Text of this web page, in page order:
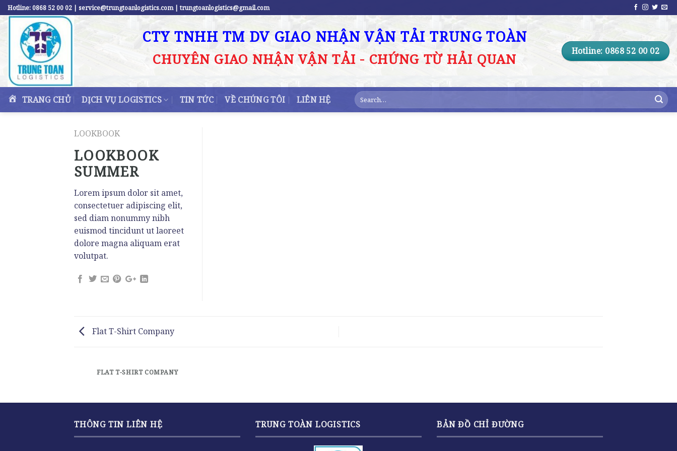
Skip
to
content
Hotline: 0868 52 00 02 | service@trungtoanlogistics.com | trungtoanlogistics@gmail.com
CTY TNHH TM DV GIAO NHẬN VẬN TẢI TRUNG TOÀN
CHUYÊN GIAO NHẬN VẬN TẢI - CHỨNG TỪ HẢI QUAN Hotline: 0868 52 00 02
TRANG CHỦ DỊCH VỤ LOGISTICS TIN TỨC VỀ CHÚNG TÔI LIÊN HỆ
LOOKBOOK
LOOKBOOK
SUMMER
Lorem ipsum dolor sit amet,
consectetuer adipiscing elit,
sed diam nonummy nibh
euismod tincidunt ut laoreet
dolore magna aliquam erat
volutpat.
Flat T-Shirt Company
FLAT T-SHIRT COMPANY
THÔNG TIN LIÊN HỆ TRUNG TOÀN LOGISTICS BẢN ĐỒ CHỈ ĐƯỜNG